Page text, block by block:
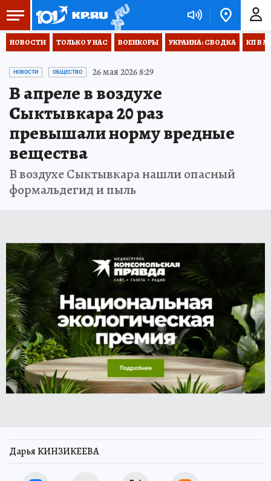
НОВОСТИ ТОЛЬКО У НАС ВОЕНКОРЫ УКРАИНА: СВОДКА КП В
НОВОСТИ ОБЩЕСТВО 26 мая 2026 8:29
В апреле в воздухе
Сыктывкара 20 раз
превышали норму вредные
вещества
В воздухе Сыктывкара нашли опасный
формальдегид и пыль
Дарья КИНЗИКЕЕВА